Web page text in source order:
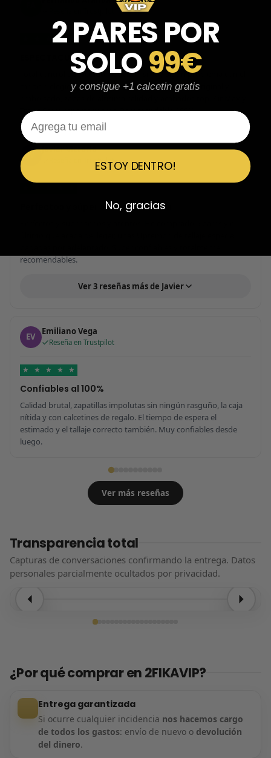
★
ESPECTACULARES
Total control del pedido, te avisan si hay algún problema con el
modelo elegido, empaquetado perfecto con caja original y
Travis Scott espectaculares. Recomendable 100%.
JV Javier Victorio
Reseña en Trustpilot
Perfectos y súper serios y atentos
recomendables.
Ver 3 reseñas más de Javier
EV Emiliano Vega
Reseña en Trustpilot
★ ★ ★ ★ ★
Confiables al 100%
Calidad brutal, zapatillas impolutas sin ningún rasguño, la caja
nítida y con calcetines de regalo. El tiempo de espera el
estimado y el tallaje correcto también. Muy confiables desde
luego.
Ver más reseñas
Transparencia total
Capturas de conversaciones confirmando la entrega. Datos
personales parcialmente ocultados por privacidad.
¿Por qué comprar en 2FIKAVIP?
Entrega garantizada
Si ocurre cualquier incidencia nos hacemos cargo
de todos los gastos: envío de nuevo o devolución
del dinero.
2 PARES POR
SOLO99€
y consigue +1 calcetin gratis
Email
ESTOY DENTRO!
No, gracias